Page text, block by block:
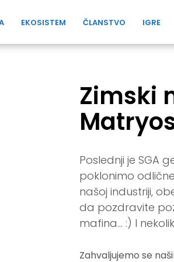
EKOSISTEM ČLANSTVO IGRE
Zimski
Poslednji je SGA
poklonimo
našoj industriji,
da pozdravite
mafina... :) I
Zahvaljujemo se